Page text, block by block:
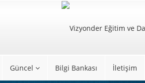
Güncel Bilgi Bankası İletişim